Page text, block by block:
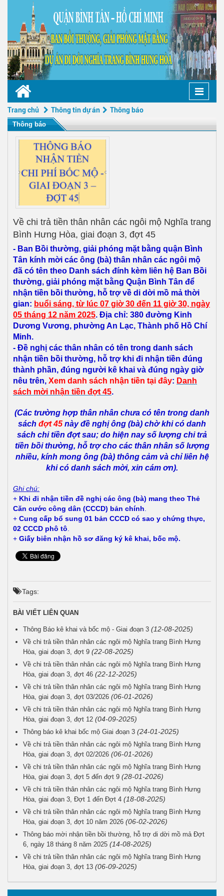
Toggle
Trang chủ Thông tin dự án Thông báo
Thông báo
Về chi trả tiền thân nhân các ngôi mộ Nghĩa trang
Bình Hưng Hòa, giai đoạn 3, đợt 45
- Ban Bồi thường, giải phóng mặt bằng quận Bình
Tân kính mời các ông (bà) thân nhân các ngôi mộ
đã có tên theo Danh sách đính kèm liên hệ Ban Bồi
thường, giải phóng mặt bằng Quận Bình Tân để
nhận tiền bồi thường, hỗ trợ về di dời mồ mả thời
gian: buổi sáng, từ lúc 07 giờ 30 đến 11 giờ 30, ngày
05 tháng 12 năm 2025. Địa chỉ: 380 đường Kinh
Dương Vương, phường An Lạc, Thành phố Hồ Chí
Minh.
- Đề nghị các thân nhân có tên trong danh sách
nhận tiền bồi thường, hỗ trợ khi đi nhận tiền đúng
thành phần, đúng người kê khai và đúng ngày giờ
nêu trên, Xem danh sách nhận tiền tại đây: Danh
sách mời nhận tiền đợt 45.
(Các trường hợp thân nhân chưa có tên trong danh
sách đợt 45 này đề nghị ông (bà) chờ khi có danh
sách chi tiền đợt sau; do hiện nay số lượng chi trả
tiền bồi thường, hỗ trợ cho các thân nhân số lượng
nhiều, kính mong ông (bà) thông cảm và chỉ liên hệ
khi có danh sách mời, xin cám ơn).
Ghi chú:
+ Khi đi nhận tiền đề nghị các ông (bà) mang theo Thẻ
Căn cước công dân (CCCD) bản chính
+ Cung cấp bổ sung 01 bản CCCD có sao y chứng thực,
02 CCCD phô tô
+ Giấy biên nhận hồ sơ đăng ký kê khai, bốc mộ.
Tags:
BÀI VIẾT LIÊN QUAN
Thông Báo kê khai và bốc mộ - Giai đoạn 3 (12-08-2025)
Về chi trả tiền thân nhân các ngôi mộ Nghĩa trang Bình Hưng
Hòa, giai đoạn 3, đợt 9 (22-08-2025)
Về chi trả tiền thân nhân các ngôi mộ Nghĩa trang Bình Hưng
Hòa, giai đoạn 3, đợt 46 (22-12-2025)
Về chi trả tiền thân nhân các ngôi mộ Nghĩa trang Bình Hưng
Hòa, giai đoạn 3, đợt 03/2026 (06-01-2026)
Về chi trả tiền thân nhân các ngôi mộ Nghĩa trang Bình Hưng
Hòa, giai đoạn 3, đợt 12 (04-09-2025)
Thông báo kê khai bốc mộ Giai đoạn 3 (24-01-2025)
Về chi trả tiền thân nhân các ngôi mộ Nghĩa trang Bình Hưng
Hòa, giai đoạn 3, đợt 02/2026 (06-01-2026)
Về chi trả tiền thân nhân các ngôi mộ Nghĩa trang Bình Hưng
Hòa, giai đoạn 3, đợt 5 đến đợt 9 (28-01-2026)
Về chi trả tiền thân nhân các ngôi mộ Nghĩa trang Bình Hưng
Hòa, giai đoạn 3, Đợt 1 đến Đợt 4 (18-08-2025)
Về chi trả tiền thân nhân các ngôi mộ Nghĩa trang Bình Hưng
Hòa, giai đoạn 3, đợt 10 năm 2026 (06-02-2026)
Thông báo mời nhận tiền bồi thường, hỗ trợ di dời mồ mả Đợt
6, ngày 18 tháng 8 năm 2025 (14-08-2025)
Về chi trả tiền thân nhân các ngôi mộ Nghĩa trang Bình Hưng
Hòa, giai đoạn 3, đợt 13 (06-09-2025)